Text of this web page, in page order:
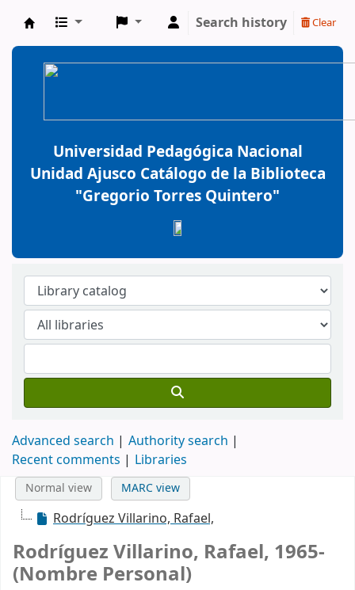
BiblioGTQ
Search history Clear
Universidad Pedagógica Nacional
Unidad Ajusco Catálogo de la Biblioteca
"Gregorio Torres Quintero"
Advanced search
Authority search
Recent comments
Libraries
Normal view MARC view
Rodríguez Villarino, Rafael,
Rodríguez Villarino, Rafael, 1965-
(Nombre Personal)